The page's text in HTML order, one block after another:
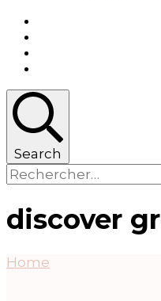
Search
Rechercher :
discover
Home